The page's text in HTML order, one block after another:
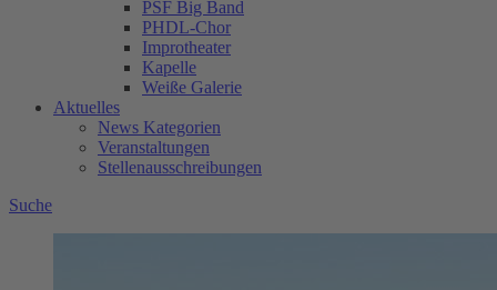
PSF Big Band
PHDL-Chor
Improtheater
Kapelle
Weiße Galerie
Aktuelles
News Kategorien
Veranstaltungen
Stellenausschreibungen
Suche